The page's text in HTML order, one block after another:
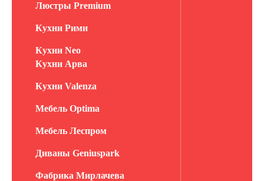
Люстры Premium
Кухни Рими
Кухни Neo
Кухни Арва
Кухни Valenza
Мебель Optima
Мебель Леспром
Диваны Geniuspark
Фабрика Мирлачева